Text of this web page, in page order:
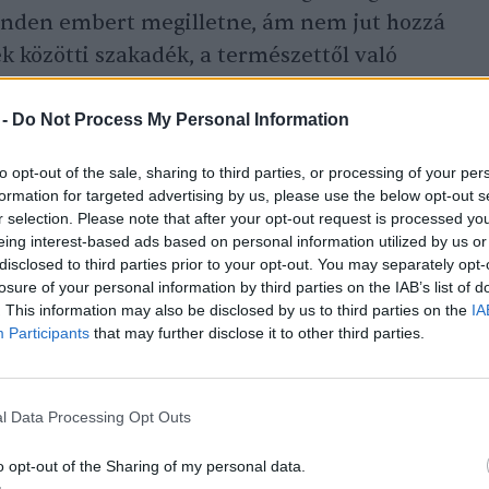
Do Not Process My Personal Information
opt-out of the sale, sharing to third parties, or processing of your
for targeted advertising by us, please use the below opt-out
selection. Please note that after your opt-out request is processed
interest-based ads based on personal information utilized by us
to third parties prior to your opt-out. You may separately
of your personal information by third parties on the IAB’s list of
This information may also be disclosed by us to third parties on the
Participants that may further disclose it to other third parties.
Data Processing Opt Outs
opt-out of the Sharing of my personal data.
embert megilletne, ám nem jut hozzá
közötti szakadék, a természettől való
a gazdasági válság, a falvak elöregedése
a korlátlanul rendelkezésre állónak
csak hiánycikk lehet. Ettől a gondolattól
szólítottam meg, akik egy-egy olyan
amelyek az élelmiszer-termelés
pazarlás felszámolását tűzték ki
ENSZ Élelmezésügyi és Mezőgazdasági
munkatársa, valamint Nagygyörgy András,
külső kapcsolati igazgatója
most a globális élelmiszer-termelés, és